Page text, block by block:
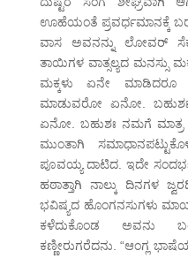
ಊಹೆಯಂತೆ ಪ್ರವರ್ಧಮಾನಕ್ಕೆ
ವಾಸ ಅವನನ್ನು ಲೋವರ್
ತಾಯಿಗಳ ವಾತ್ಸಲ್ಯದ ಮನಸ್ಸು
ಮಕ್ಕಳು ಏನೇ ಮಾಡಿದರೂ
ಮಾಡುವರೋ ಏನೋ. ಬಹುಶಃ
ಏನೋ. ಬಹುಶಃ ನಮಗೆ ಮಾತ್ರ
ಮುಂತಾಗಿ
ಪೂವಯ್ಯ ದಾಟಿದ. ಇದೇ
ಹಠಾತ್ತಾಗಿ ನಾಲ್ಕು ದಿನಗಳ
ಭವಿಷ್ಯದ ಹೊಂಗನಸುಗಳು
ಕಳೆದುಕೊಂಡ ಅವನು
ಕಣ್ಣೀರುಗರೆದನು. “ಆಂಗ್ಲ